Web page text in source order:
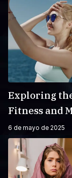
Exploring
Fitness and
6 de mayo de 2025